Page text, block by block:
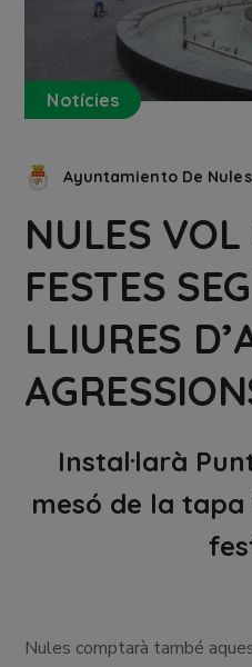
Notícies
Ayuntamiento De Nules
NULES VOL
FESTES
LLIURES
Instal·larà
mesó de la
Nules comptarà també